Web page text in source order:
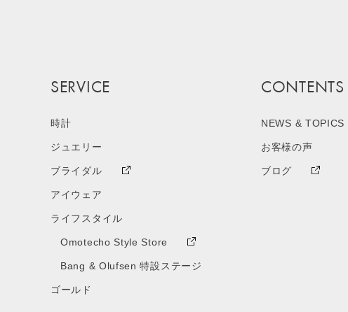
SERVICE
時計
ジュエリー
ブライダル
アイウェア
ライフスタイル
Omotecho Style Store
Bang & Olufsen 特設ステージ
ゴールド
CONTENTS
NEWS & TOPICS
お客様の声
ブログ